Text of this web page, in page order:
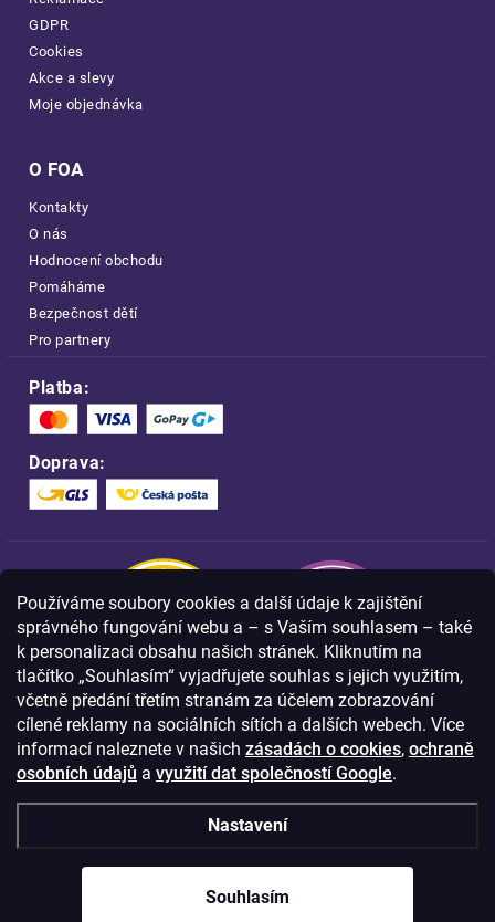
Používáme soubory cookies a další údaje k zajištění
správného fungování webu a – s Vaším souhlasem – také
k personalizaci obsahu našich stránek. Kliknutím na
tlačítko „Souhlasím“ vyjadřujete souhlas s jejich využitím,
včetně předání třetím stranám za účelem zobrazování
cílené reklamy na sociálních sítích a dalších webech. Více
informací naleznete v našich zásadách o cookies, ochraně
osobních údajů a využití dat společností Google.
Nastavení
Souhlasím
GDPR
Cookies
Akce a slevy
Moje objednávka
O FOA
Kontakty
O nás
Hodnocení obchodu
Pomáháme
Bezpečnost dětí
Pro partnery
Platba:
Doprava:
Nakupujte na FOA bezpečně a bez obav.
Díky HTTPS protokolu jsou Vaše citlivá
data v naprostém bezpečí.
© Copyright2026Westlogic s.r.o.,
Olomoucká 267/29, Opava, 746 01